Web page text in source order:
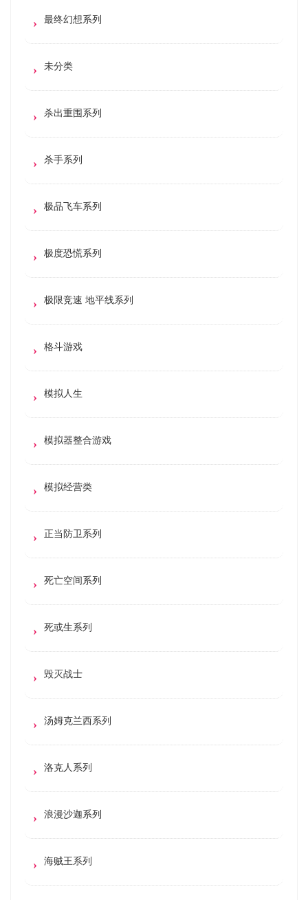
最终幻想系列
未分类
杀出重围系列
杀手系列
极品飞车系列
极度恐慌系列
极限竞速 地平线系列
格斗游戏
模拟人生
模拟器整合游戏
模拟经营类
正当防卫系列
死亡空间系列
死或生系列
毁灭战士
汤姆克兰西系列
洛克人系列
浪漫沙迦系列
海贼王系列